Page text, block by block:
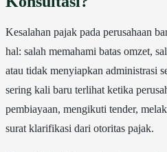
Kesalahan pajak pada perusahaan
hal: salah memahami batas omzet,
atau tidak menyiapkan administrasi
sering kali baru terlihat ketika
pembiayaan, mengikuti tender,
surat klarifikasi dari otoritas pajak.